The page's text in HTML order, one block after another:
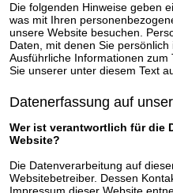
Die folgenden Hinweise geben
was mit Ihren
unsere Website besuchen.
Daten, mit denen Sie
Ausführliche Informationen
Sie unserer unter diesem Text
Datenerfassung auf
Wer ist verantwortlich für die
Website?
Die Datenverarbeitung auf
Websitebetreiber. Dessen